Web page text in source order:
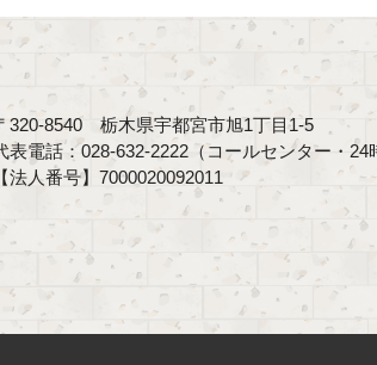
320-8540 栃木県宇都宮市旭1丁目1-5
表電話：028-632-2222（コールセンター・24
【法人番号】7000020092011